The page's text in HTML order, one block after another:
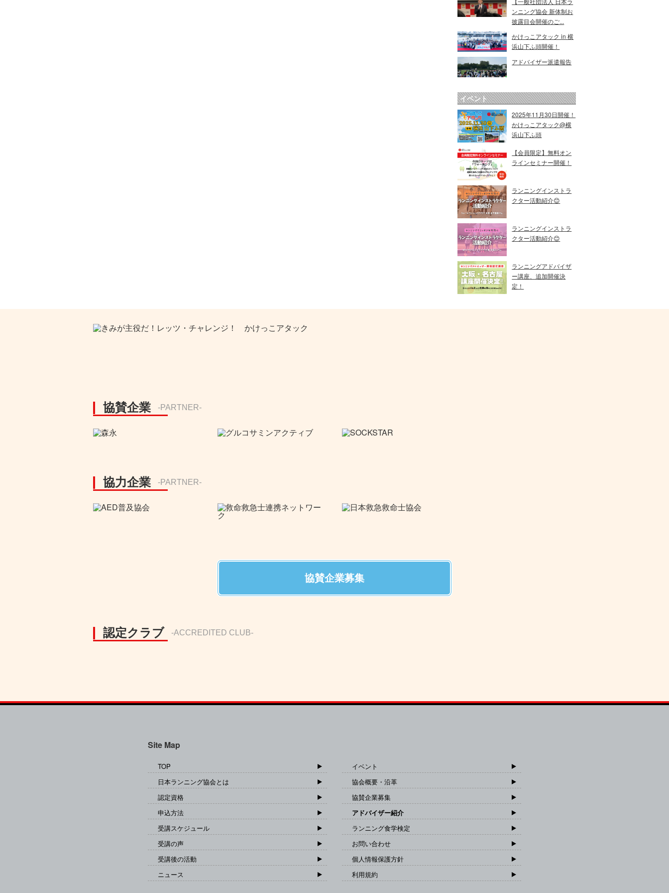
ンニング協会 新体制お
披露目会開催のご...
かけっこアタック in 横
浜山下ふ頭開催！
アドバイザー派遣報告
イベント
2025年11月30日開催！
かけっこアタック@横
浜山下ふ頭
【会員限定】無料オン
ラインセミナー開催！
ランニングインストラ
クター活動紹介😊
ランニングインストラ
クター活動紹介😊
ランニングアドバイザ
ー講座、追加開催決
定！
協賛企業 -PARTNER-
協力企業 -PARTNER-
協賛企業募集
認定クラブ -ACCREDITED CLUB-
Site Map
TOP
日本ランニング協会とは
認定資格
申込方法
受講スケジュール
受講の声
受講後の活動
ニュース
イベント
協会概要・沿革
協賛企業募集
アドバイザー紹介
ランニング食学検定
お問い合わせ
個人情報保護方針
利用規約